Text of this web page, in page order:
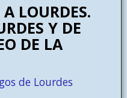
LOURDES.
Y DE
DE LA
de Lourdes